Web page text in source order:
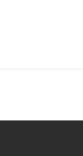
Цена: